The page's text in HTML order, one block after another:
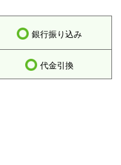
銀行振り込み
代金引換